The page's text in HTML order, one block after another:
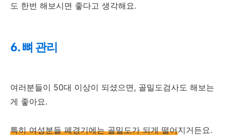
도 한번 해보시면 좋다고 생각해요.
6. 뼈 관리
여러분들이 50대 이상이 되셨으면, 골밀도검사도 해보는
게 좋아요.
특히 여성분들 폐경기에는 골밀도가 되게 떨어지거든요.